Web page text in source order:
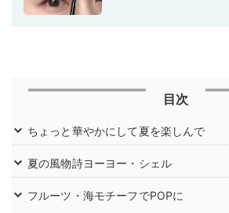
目次
ちょっと華やかにして夏を楽しんで
夏の風物詩ヨーヨー・シェル
フルーツ・海モチーフでPOPに